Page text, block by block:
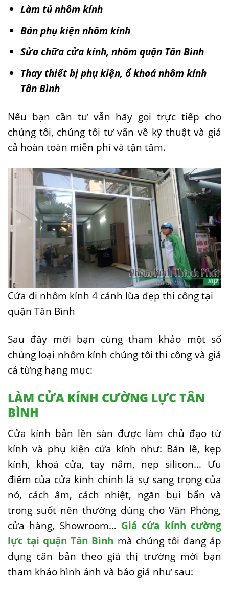
Làm tủ nhôm kính
Bán phụ kiện nhôm kính
Sửa chữa cửa kính, nhôm quận Tân Bình
Thay thiết bị phụ kiện, ổ khoá nhôm kính
Tân Bình
Nếu bạn cần tư vẫn hãy gọi trực tiếp cho
chúng tôi, chúng tôi tư vấn về kỹ thuật và giá
cả hoàn toàn miễn phí và tận tâm.
Cửa đi nhôm kính 4 cánh lùa đẹp thi công tại
quận Tân Bình
Sau đây mời bạn cùng tham khảo một số
chủng loại nhôm kính chúng tôi thi công và giá
cả từng hạng mục:
LÀM CỬA KÍNH CƯỜNG LỰC TÂN
BÌNH
Cửa kính bản lền sàn được làm chủ đạo từ
kính và phụ kiện cửa kính như: Bản lề, kẹp
kính, khoá cửa, tay nắm, nẹp silicon… Ưu
điểm của cửa kính chính là sự sang trọng của
nó, cách âm, cách nhiệt, ngăn bụi bẩn và
trong suốt nên thường dùng cho Văn Phòng,
cửa hàng, Showroom… Giá cửa kính cường
lực tại quận Tân Bình mà chúng tôi đang áp
dụng căn bản theo giá thị trường mời bạn
tham khảo hình ảnh và báo giá như sau: